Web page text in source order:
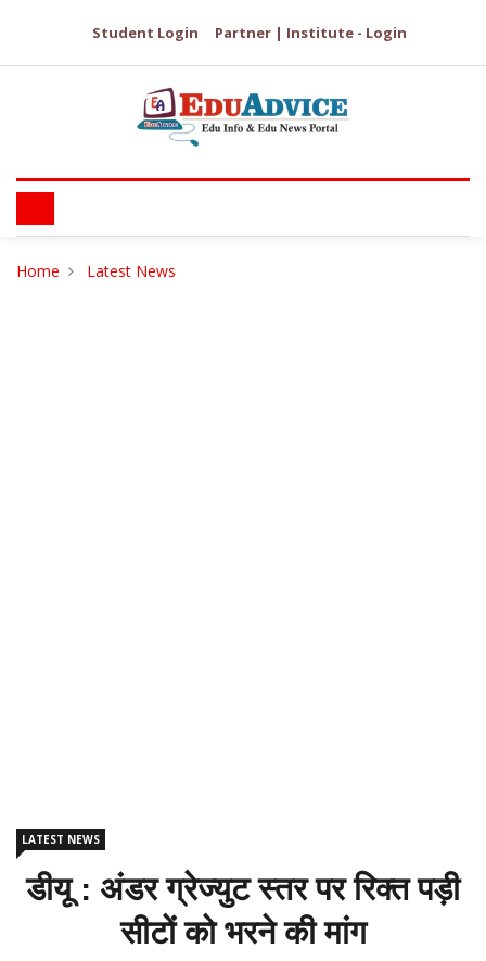
Student Login Partner | Institute - Login
Home Latest News
LATEST NEWS
डीयू : अंडर ग्रेज्युट स्तर पर रिक्त पड़ी
सीटों को भरने की मांग